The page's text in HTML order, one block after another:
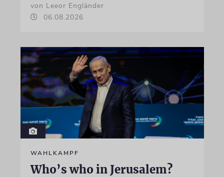
von Leeor Engländer
06.08.2026
WAHLKAMPF
Who’s who in Jerusalem?